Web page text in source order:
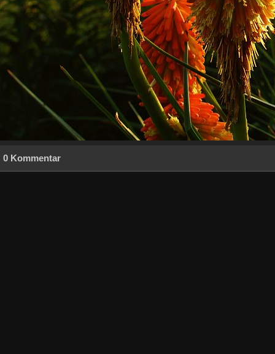
0 Kommentar